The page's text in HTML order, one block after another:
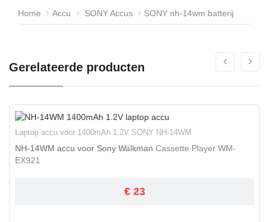
Home Accu SONY Accus SONY nh-14wm batterij
Gerelateerde producten
Laptop accu voor 1500mAh 1.5V SONY NH-14WM
NH-14WM accu voor Sony NC-6WM
€ 41
Laptop accu voor 1400mAh 1.2V SONY NH-14WM
NH-14WM accu voor Sony Walkman Cassette Player WM-
EX921
€ 23